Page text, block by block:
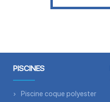
PISCINES
Piscine coque polyester